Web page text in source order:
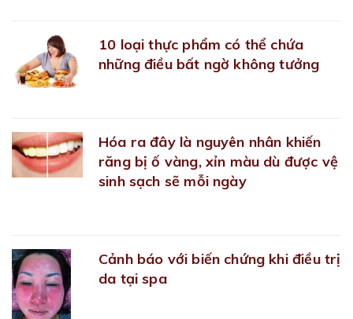
10 loại thực phẩm có thể chứa
những điều bất ngờ không tưởng
Hóa ra đây là nguyên nhân khiến
răng bị ố vàng, xỉn màu dù được vệ
sinh sạch sẽ mỗi ngày
Cảnh báo với biến chứng khi điều trị
da tại spa